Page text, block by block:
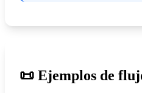
📜 Ejemplos de